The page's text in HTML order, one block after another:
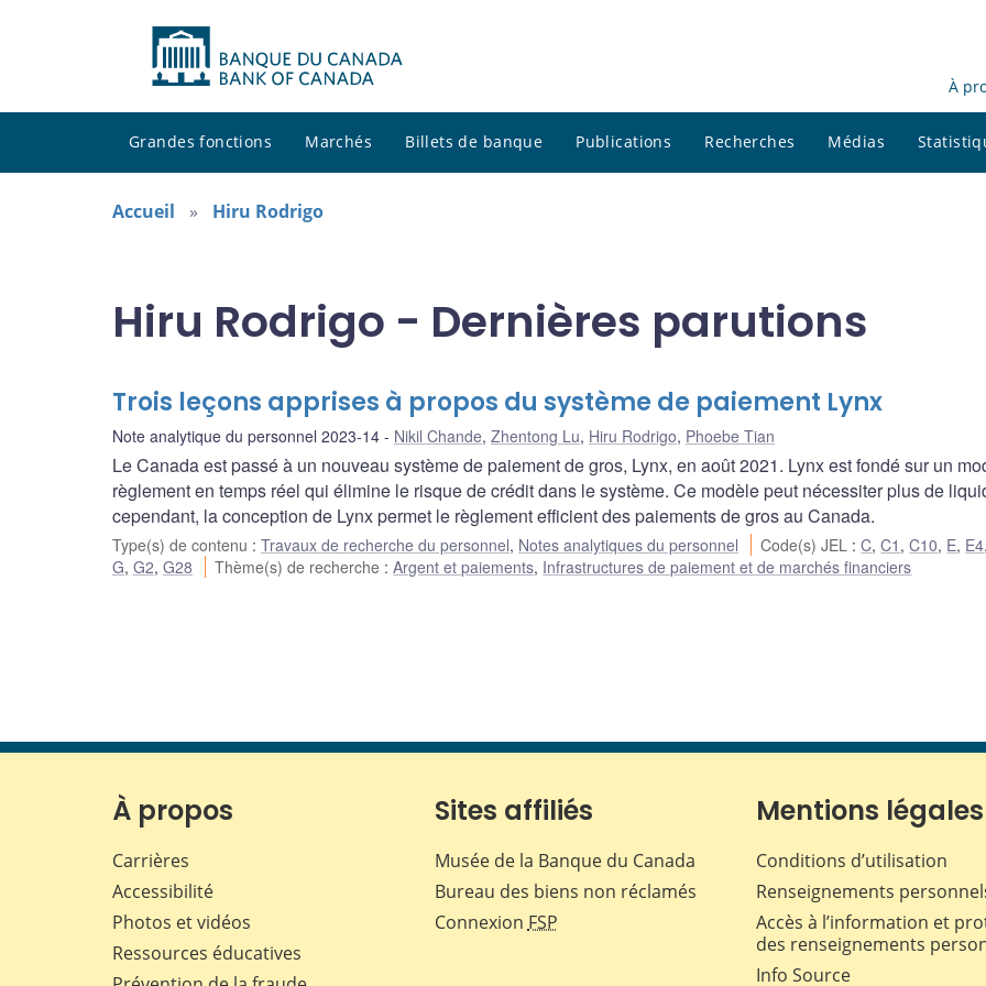
À
Grandes fonctions Marchés Billets de banque Publications Recherches Médias
Accueil Hiru Rodrigo
Hiru Rodrigo - Dernières parutions
Trois leçons apprises à propos du système de paiement Lynx
Note analytique du personnel 2023-14 Nikil Chande, Zhentong Lu, Hiru Rodrigo, Phoebe Tian
Le Canada est passé à un nouveau système de paiement de gros, Lynx, en août 2021. Lynx est fondé sur un
règlement en temps réel qui élimine le risque de crédit dans le système. Ce modèle peut nécessiter plus de
cependant, la conception de Lynx permet le règlement efficient des paiements de gros au Canada.
Type(s) de contenu : Travaux de recherche du personnel, Notes analytiques du personnel Code(s) JEL :C,C1 ,C10, E, E4,
G, G2, G28 Thème(s) de recherche :Argent et paiements, Infrastructures de paiement et de marchés financiers
À propos
Carrières
Accessibilité
Photos et vidéos
Ressources éducatives
Sites affiliés
Musée de la Banque du Canada
Bureau des biens non réclamés
Connexion FSP
Mentions légales
Conditions d’utilisation
Renseignements
Accès à l’information et
des renseignements
Info Source